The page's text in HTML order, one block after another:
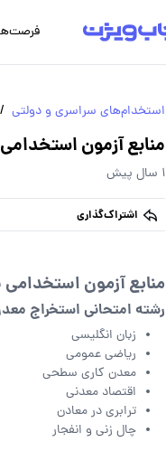
استخدام‌های سراسری و دولتی /
منابع آزمون
1 سال پیش
اشتراک‌گذاری
منابع آزمون
رشته امتحانی استخراج
زبان انگلیسی
ریاضی عمومی
معدن کاری سطحی
اقتصاد معدنی
ترابری در معادن
چال زنی و انفجار